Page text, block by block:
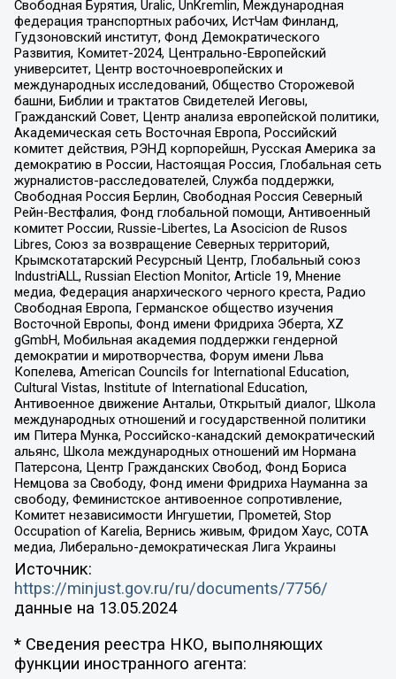
Свободная Бурятия, Uralic, UnKremlin, Международная
федерация транспортных рабочих, ИстЧам Финланд,
Гудзоновский институт, Фонд Демократического
Развития, Комитет-2024, Центрально-Европейский
университет, Центр восточноевропейских и
международных исследований, Общество Сторожевой
башни, Библии и трактатов Свидетелей Иеговы,
Гражданский Совет, Центр анализа европейской политики,
Академическая сеть Восточная Европа, Российский
комитет действия, РЭНД корпорейшн, Русская Америка за
демократию в России, Настоящая Россия, Глобальная сеть
журналистов-расследователей, Служба поддержки,
Свободная Россия Берлин, Свободная Россия Северный
Рейн-Вестфалия, Фонд глобальной помощи, Антивоенный
комитет России, Russie-Libertes, La Asocicion de Rusos
Libres, Союз за возвращение Северных территорий,
Крымскотатарский Ресурсный Центр, Глобальный союз
IndustriALL, Russian Election Monitor, Article 19, Мнение
медиа, Федерация анархического черного креста, Радио
Свободная Европа, Германское общество изучения
Восточной Европы, Фонд имени Фридриха Эберта, XZ
gGmbH, Мобильная академия поддержки гендерной
демократии и миротворчества, Форум имени Льва
Копелева, American Councils for International Education,
Cultural Vistas, Institute of International Education,
Антивоенное движение Антальи, Открытый диалог, Школа
международных отношений и государственной политики
им Питера Мунка, Российско-канадский демократический
альянс, Школа международных отношений им Нормана
Патерсона, Центр Гражданских Свобод, Фонд Бориса
Немцова за Свободу, Фонд имени Фридриха Науманна за
свободу, Феминистское антивоенное сопротивление,
Комитет независимости Ингушетии, Прометей, Stop
Occupation of Karelia, Вернись живым, Фридом Хаус, СОТА
медиа, Либерально-демократическая Лига Украины
Источник:
https://minjust.gov.ru/ru/documents/7756/
данные на 13.05.2024
* Сведения реестра НКО, выполняющих
функции иностранного агента: